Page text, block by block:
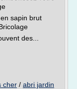
sapin brut
des...
cher / abri jardin